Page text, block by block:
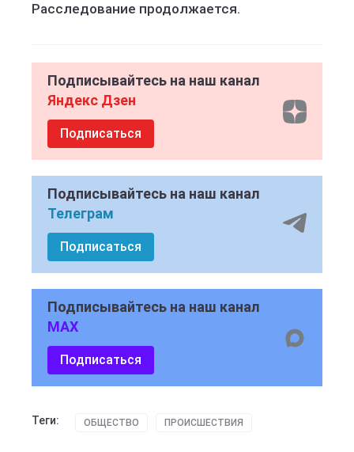
Расследование продолжается.
Подписывайтесь на наш канал
Яндекс Дзен
Подписаться
Подписывайтесь на наш канал
Телеграм
Подписаться
Подписывайтесь на наш канал
MAX
Подписаться
Теги: ОБЩЕСТВО ПРОИСШЕСТВИЯ